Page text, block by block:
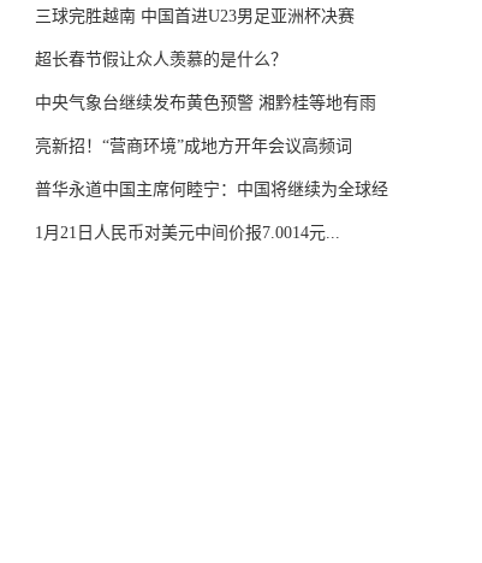
守...
三球完胜越南 中国首进U23男足亚洲杯决赛
超长春节假让众人羡慕的是什么？
中央气象台继续发布黄色预警 湘黔桂等地有雨
雪...
亮新招！“营商环境”成地方开年会议高频词
普华永道中国主席何睦宁：中国将继续为全球经
济...
1月21日人民币对美元中间价报7.0014元...